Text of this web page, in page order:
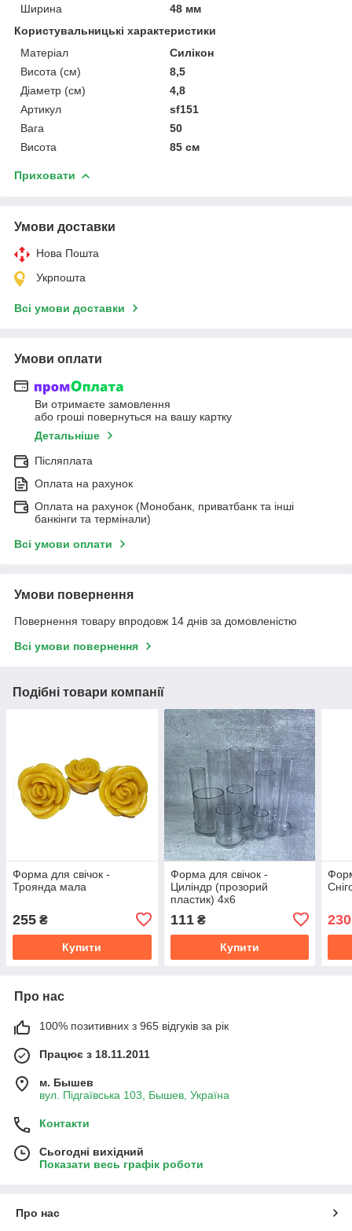
Ширина
48 мм
Користувальницькі характеристики
Матеріал
Силікон
Висота (см)
8,5
Діаметр (см)
4,8
Артикул
sf151
Вага
50
Висота
85 см
Приховати
Умови доставки
Нова Пошта
Укрпошта
Всі умови доставки
Умови оплати
Ви отримаєте замовлення
або гроші повернуться на вашу картку
Детальніше
Післяплата
Оплата на рахунок
Оплата на рахунок (Монобанк, приватбанк та інші
банкінги та термінали)
Всі умови оплати
Умови повернення
Повернення товару впродовж 14 днів за домовленістю
Всі умови повернення
Подібні товари компанії
Форма для свічок -
Троянда мала
255 ₴
Купити
Форма для свічок -
Циліндр (прозорий
пластик) 4х6
111₴
Купити
230
Про нас
100% позитивних з 965 відгуків за рік
Працює з 18.11.2011
м. Бышев
вул. Підгаївська 103, Бышев, Україна
Контакти
Сьогодні вихідний
Показати весь графік роботи
Про нас